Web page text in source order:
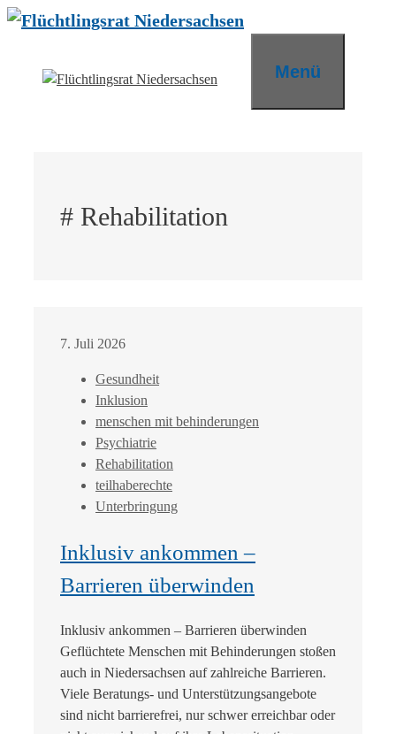
Zum
Menü
# Rehabilitation
7. Juli 2026
Gesundheit
Inklusion
menschen mit behinderungen
Psychiatrie
Rehabilitation
teilhaberechte
Unterbringung
Inklusiv ankommen –
Barrieren überwinden
Inklusiv ankommen – Barrieren überwinden
Geflüchtete Menschen mit Behinderungen stoßen
auch in Niedersachsen auf zahlreiche Barrieren.
Viele Beratungs- und Unterstützungsangebote
sind nicht barrierefrei, nur schwer erreichbar oder